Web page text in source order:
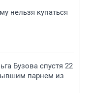
нельзя купаться
Бузова спустя 22
парнем из